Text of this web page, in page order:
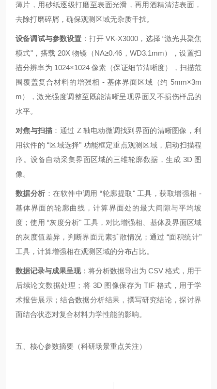
薄片，用砂纸逐级打磨至表面光滑，再用酒精清洁表面，
去除打磨碎屑，确保观测区域无杂质干扰。
设备调试与参数设置 ：打开 VK-X3000，选择 “激光共聚焦
模式"，搭载 20X 物镜（NA≥0.46，WD3.1mm），设置扫
描分辨率为 1024×1024 像素（保证细节清晰度），扫描范
围覆盖复合材料的增强相 - 基体界面区域（约 5mm×3m
m），激光强度调整至既能清晰呈现界面又不损伤样品的
水平。
对焦与扫描 ：通过 Z 轴电动微调找到界面的清晰图像，利
用软件的 “区域选择" 功能框定重点观测区域，启动扫描程
序。设备自动采集界面区域的三维轮廓数据，生成 3D 图
像。
数据分析 ：在软件中调用 “轮廓提取" 工具，获取增强相 -
基体界面的轮廓曲线，计算界面处的最大间隙与平均坡
度；使用 “灰度分析" 工具，对比增强相、基体及界面区域
的灰度值差异，判断界面元素扩散情况；通过 “面积统计"
工具，计算增强相在观测区域的分布占比。
数据记录与成果呈现：将分析数据导出为 CSV 格式，用于
后续论文数据处理；将 3D 图像保存为 TIF 格式，用于学
术报告展示；结合数据分析结果，撰写研究结论，探讨界
面结合状态对复合材料力学性能的影响。
五、核心参数摘要（科研场景重点关注）